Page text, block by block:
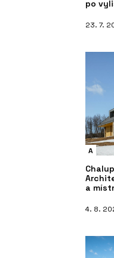
po
23. 7.
A
a
4. 8.